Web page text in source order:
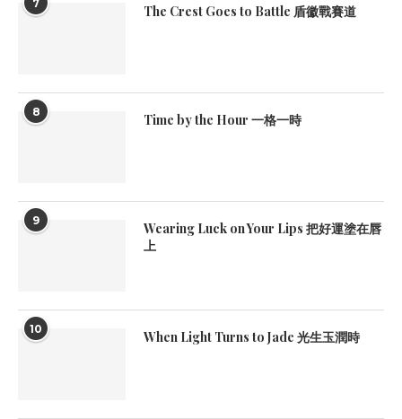
7 The Crest Goes to Battle 盾徽戰賽道
8 Time by the Hour 一格一時
9
Wearing Luck on Your Lips 把好運塗在唇
上
10 When Light Turns to Jade 光生玉潤時